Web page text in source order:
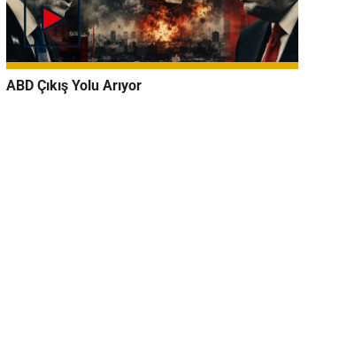
ABD Çıkış Yolu Arıyor